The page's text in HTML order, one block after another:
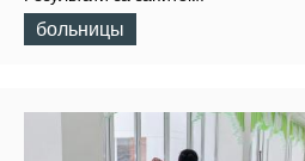
больницы